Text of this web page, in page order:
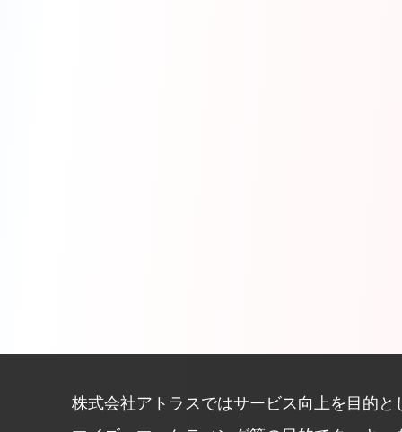
株式会社アトラスではサービス向上を目的